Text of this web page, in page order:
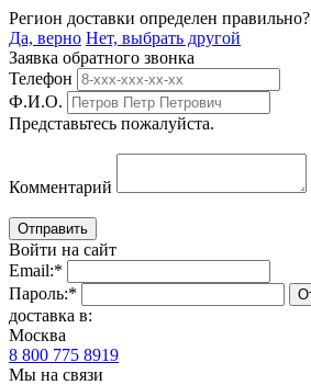
Регион доставки определен правильно?
Да, верно Нет, выбрать другой
Заявка обратного звонка
Телефон
Ф.И.О.
Представьтесь пожалуйста.
Комментарий
Войти на сайт
Email:*
Пароль:*
доставка в:
Москва
8 800 775 8919
Мы на связи